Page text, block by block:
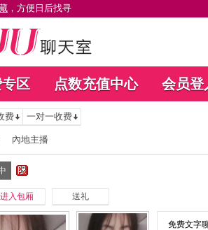
，方便日后找寻
区 点数充值中心 会员登
费 一对一收费
內地主播
进入包厢 送礼
免费文字